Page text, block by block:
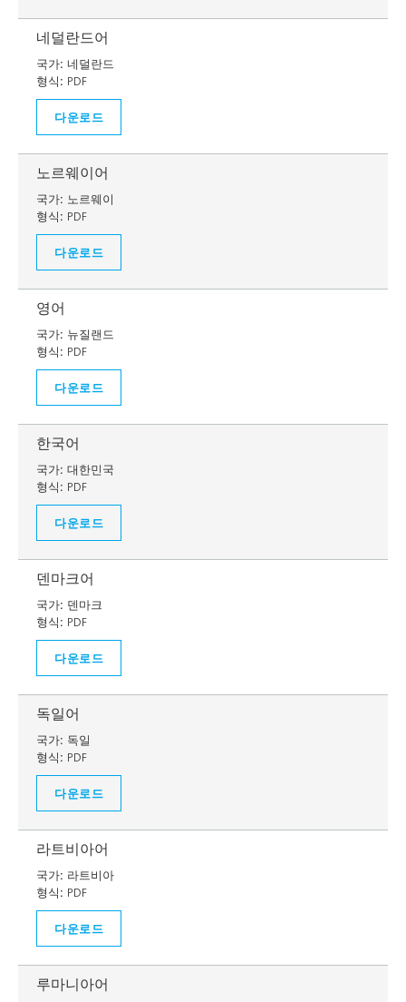
네덜란드어
국가: 네덜란드
형식: PDF
다운로드
노르웨이어
국가: 노르웨이
형식: PDF
다운로드
영어
국가: 뉴질랜드
형식: PDF
다운로드
한국어
국가: 대한민국
형식: PDF
다운로드
덴마크어
국가: 덴마크
형식: PDF
다운로드
독일어
국가: 독일
형식: PDF
다운로드
라트비아어
국가: 라트비아
형식: PDF
다운로드
루마니아어